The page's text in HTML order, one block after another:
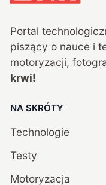
Portal
piszący o nauce i
motoryzacji,
krwi!
NA SKRÓTY
Technologie
Testy
Motoryzacja